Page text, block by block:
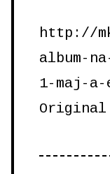
http://
album-
1-maj-
Original